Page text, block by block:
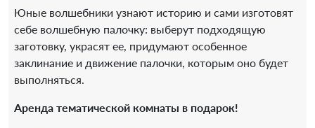
Юные волшебники узнают историю и сами изготовят
себе волшебную палочку: выберут подходящую
заготовку, украсят ее, придумают особенное
заклинание и движение палочки, которым оно будет
выполняться.
Аренда тематической комнаты в подарок!